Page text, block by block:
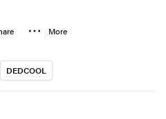
More
DEDCOOL